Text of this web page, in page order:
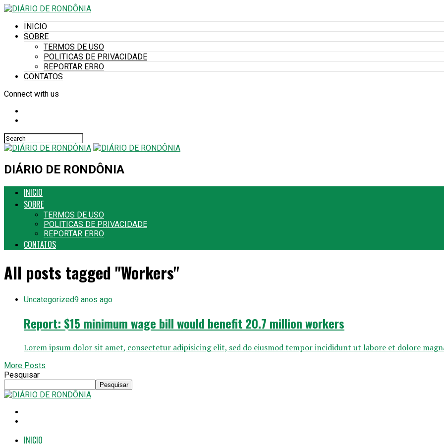
INICIO
SOBRE
TERMOS DE USO
POLITICAS DE PRIVACIDADE
REPORTAR ERRO
CONTATOS
Connect with us
DIÁRIO DE RONDÔNIA
INICIO
SOBRE
TERMOS DE USO
POLITICAS DE PRIVACIDADE
REPORTAR ERRO
CONTATOS
All posts tagged "Workers"
Uncategorized9 anos ago
Report: $15 minimum wage bill would benefit 20.7 million workers
Lorem ipsum dolor sit amet, consectetur adipisicing elit, sed do eiusmod tempor incididunt ut labore et dolore
More Posts
Pesquisar
Pesquisar
INICIO